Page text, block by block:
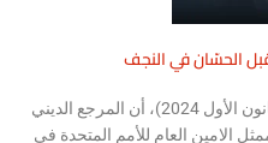
الحسّان في النجف
أفاد مصدر مطلع، اليوم الخميس (12 كانون الأول 2024)، أن المرجع الديني
الامين العام للأمم المتحدة في